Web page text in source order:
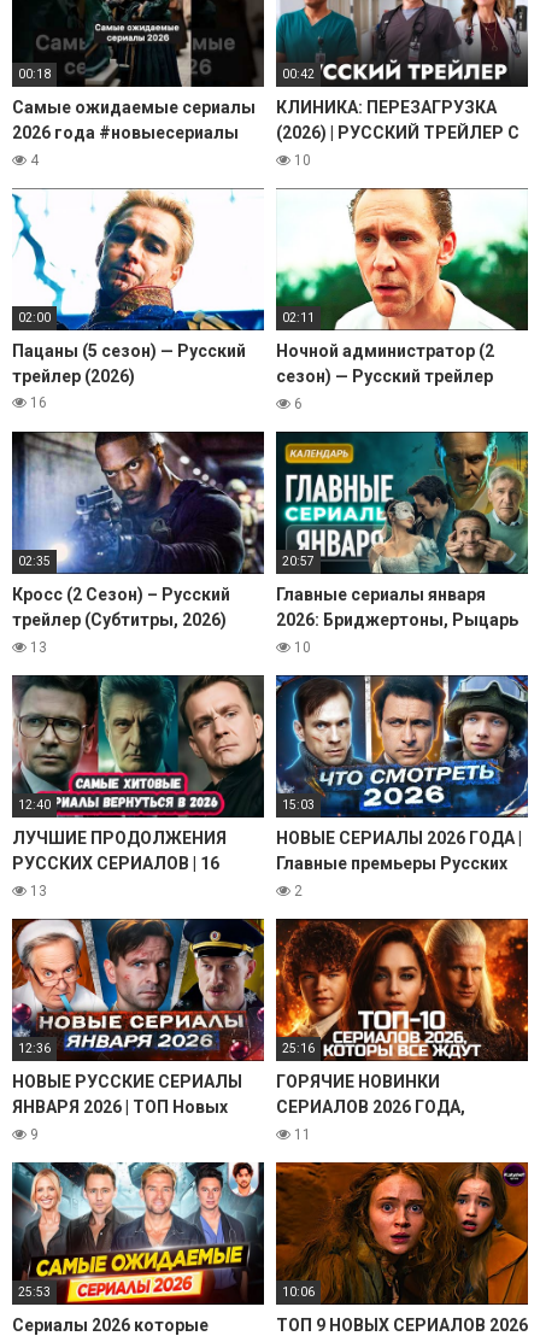
00:18
Самые ожидаемые сериалы
2026 года #новыесериалы
#чтопосмотреть
4
00:42
КЛИНИКА: ПЕРЕЗАГРУЗКА
(2026) | РУССКИЙ ТРЕЙЛЕР С
ТЕМИ САМЫМИ ГОЛОСАМИ
ТРЫНДЯЙКИНА, RHS)
10
02:00
Пацаны (5 сезон) — Русский
трейлер (2026)
16
02:11
Ночной администратор (2
сезон) — Русский трейлер
(2026)
6
02:35
Кросс (2 Сезон) – Русский
трейлер (Субтитры, 2026)
Алекс Кросс, Amazon Сериал
13
20:57
Главные сериалы января
2026: Бриджертоны, Рыцарь
Семи Королевств, Ландыши
10
12:40
ЛУЧШИЕ ПРОДОЛЖЕНИЯ
РУССКИХ СЕРИАЛОВ | 16
Самых Ожидаемых Русских
13
15:03
НОВЫЕ СЕРИАЛЫ 2026 ГОДА |
Главные премьеры Русских
сериалов и фильмов 2026
2
12:36
НОВЫЕ РУССКИЕ СЕРИАЛЫ
ЯНВАРЯ 2026 | ТОП Новых
сериалов и фильмов 2026
9
25:16
ГОРЯЧИЕ НОВИНКИ
СЕРИАЛОВ 2026 ГОДА,
КОТОРЫЕ ВСЕ ЖДУТ | ТЫ
МИМО ЭТИ СЕРИАЛЫ
11
25:53
Сериалы 2026 которые
10:06
ТОП 9 НОВЫХ СЕРИАЛОВ 2026